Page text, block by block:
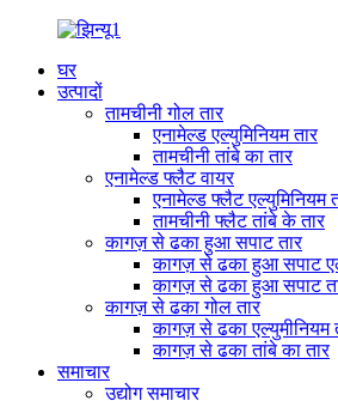
घर
उत्पादों
तामचीनी गोल तार
एनामेल्ड एल्युमिनियम तार
तामचीनी तांबे का तार
एनामेल्ड फ्लैट वायर
एनामेल्ड फ्लैट एल्युमिनियम
तामचीनी फ्लैट तांबे के तार
कागज़ से ढका हुआ सपाट तार
कागज़ से ढका हुआ सपाट
कागज़ से ढका हुआ सपाट
कागज़ से ढका गोल तार
कागज़ से ढका एल्युमीनियम
कागज़ से ढका तांबे का तार
समाचार
उद्योग समाचार